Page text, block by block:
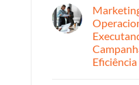
Crescimento
e
Retenção
em
Marketing
Reativo
vs.
Proativo:
Quando
Usar
Eficiência